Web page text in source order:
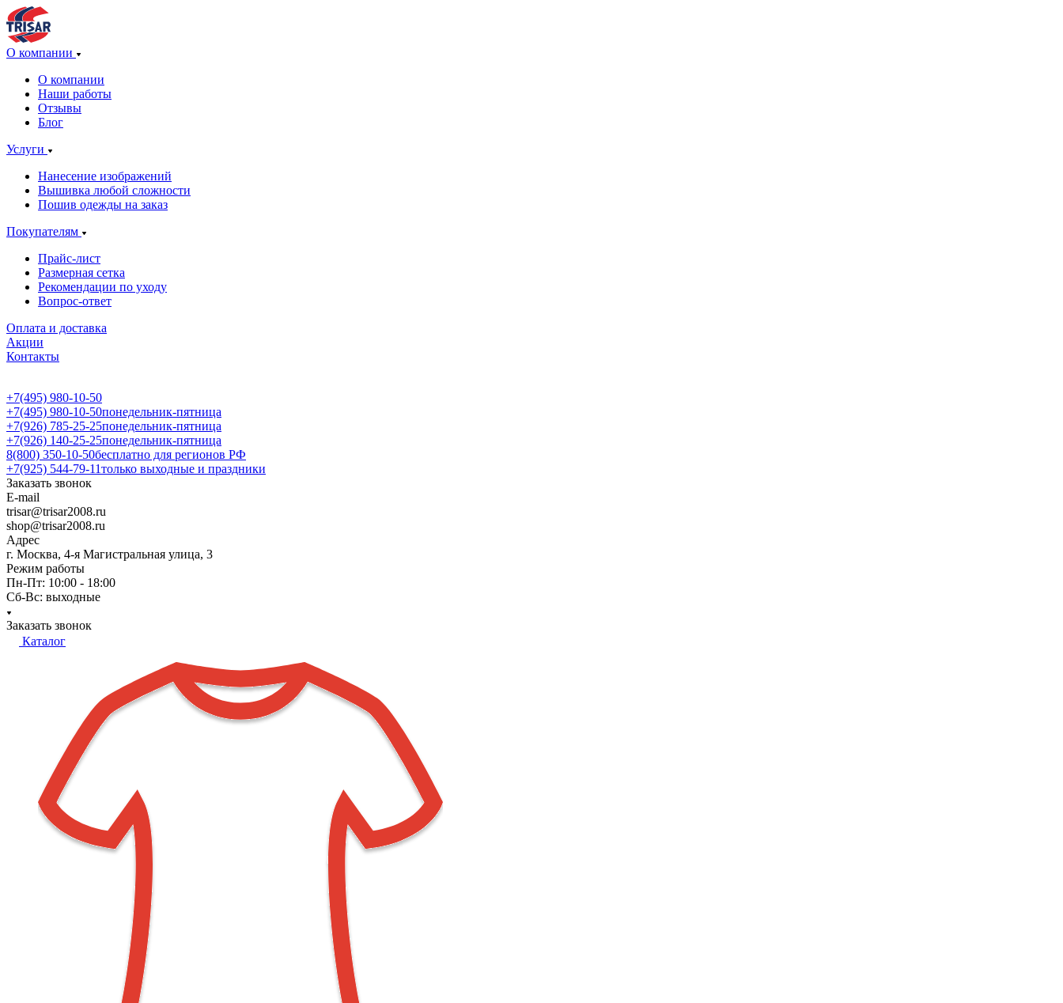
О компании
О компании
Наши работы
Отзывы
Блог
Услуги
Нанесение изображений
Вышивка любой сложности
Пошив одежды на заказ
Покупателям
Прайс-лист
Размерная сетка
Рекомендации по уходу
Вопрос-ответ
Оплата и доставка
Акции
Контакты
+7(495) 980-10-50
+7(495) 980-10-50понедельник-пятница
+7(926) 785-25-25понедельник-пятница
+7(926) 140-25-25понедельник-пятница
8(800) 350-10-50бесплатно для регионов РФ
+7(925) 544-79-11только выходные и праздники
Заказать звонок
E-mail
trisar@trisar2008.ru
shop@trisar2008.ru
Адрес
г. Москва, 4-я Магистральная улица, 3
Режим работы
Пн-Пт: 10:00 - 18:00
Сб-Вс: выходные
Заказать звонок
Каталог